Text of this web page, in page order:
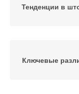
Тенденции в
Ключевые